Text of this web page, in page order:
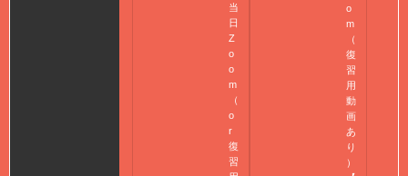
当
日
Z
o
o
m
（
o
r
復
習
o
m
（
復
習
用
動
画
あ
り
）